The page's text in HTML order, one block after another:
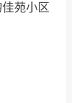
苑小区